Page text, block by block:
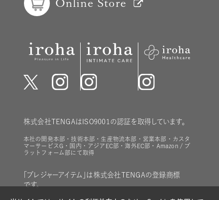
Online Store
株式会社TENGAはISO9001の認証を取得しています。
本社の開発本部・技術本部・生産物流本部・営業本部・カスタ
マーサービスG・国内・アジアEC部・海外EC部・Amazon / プ
ラットフォーム部にて取得
「プレジャーアイテム」は株式会社TENGAの登録商標
です。